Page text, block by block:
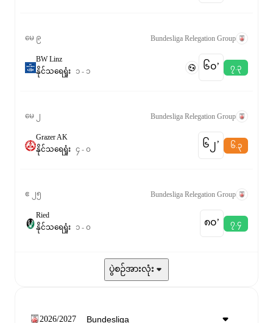
မေ ၉ Bundesliga Relegation Group
BW Linz
နိုင်သရေရှုံး ၁ - ၁ ၆၀‎’‎ ၇.၃
မေ ၂ Bundesliga Relegation Group
Grazer AK
နိုင်သရေရှုံး ၄- ၀ ၆၂‎’‎ ၆.၃
ဧ ၂၅ Bundesliga Relegation Group
Ried
နိုင်သရေရှုံး ၁- ၀ ၈၀‎’‎ ၇.၄
ပွဲစဉ်အားလုံး
2026/2027